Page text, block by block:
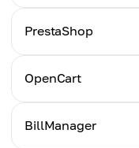
チュートリアル
PrestaShop
チュートリアル
OpenCart
チュートリアル
BillManager